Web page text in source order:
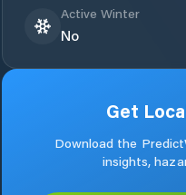
Active Winter
No
Get
Download the
insights,